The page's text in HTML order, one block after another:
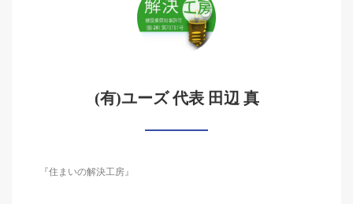
(有)ユーズ 代表 田辺 真
『住まいの解決工房』